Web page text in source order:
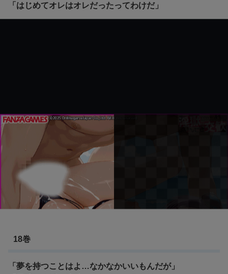
「はじめてオレはオレだったってわけだ」
18巻
「夢を持つことはよ…なかなかいいもんだが」